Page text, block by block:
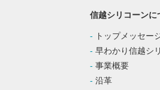
信越シリコーンに
トップメッセー
早わかり信越シ
事業概要
沿革